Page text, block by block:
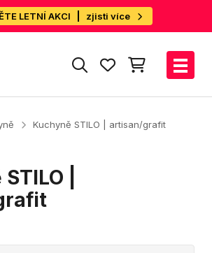
LETNÍ AKCI zjisti více
Kuchyně STILO | artisan/grafit
|